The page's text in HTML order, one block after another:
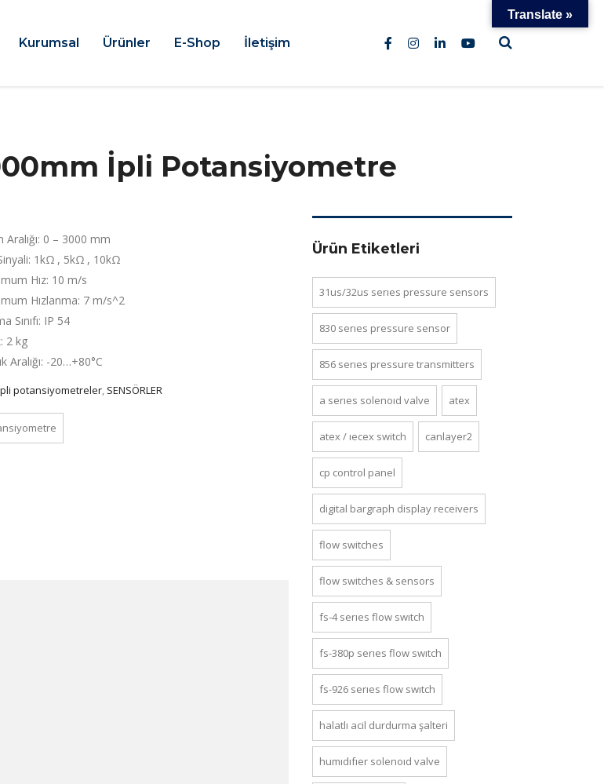
Kurumsal Ürünler E-Shop İletişim
İpli Potansiyometre
Aralığı: 0 – 3000 mm
Sinyali: 1kΩ , 5kΩ , 10kΩ
Hız: 10 m/s
Hızlanma: 7 m/s^2
Sınıfı: IP 54
2 kg
Aralığı: -20…+80°C
potansiyometreler, SENSÖRLER
Ürün Etiketleri
31us/32us series pressure sensors
830 series pressure sensor
856 series pressure transmi̇tters
a series solenoid valve atex
atex / iecex switch canlayer2
cp control panel
digital bargraph display receivers
flow switches
flow switches & sensors
fs-4 series flow switch
fs-380p series flow switch
fs-926 series flow switch
halatlı acil durdurma şalteri
humidifier solenoid valve
Translate »